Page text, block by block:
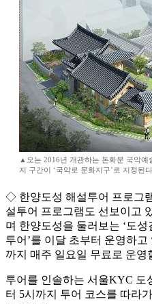
▲오는 2016년 개관하는 돈화문 국악
지 구간이 ‘국악로 문화지구’로 지정된
◇ 한양도성 해설투어 프로그
설투어 프로그램도 선보이고
며 한양도성을 둘러보는 ‘도
투어’를 이달 초부터 운영하
까지 매주 일요일 무료로 운영
투어를 인솔하는 서울KYC 도
터 5시까지 투어 코스를 따라